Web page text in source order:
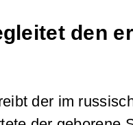
den
der im